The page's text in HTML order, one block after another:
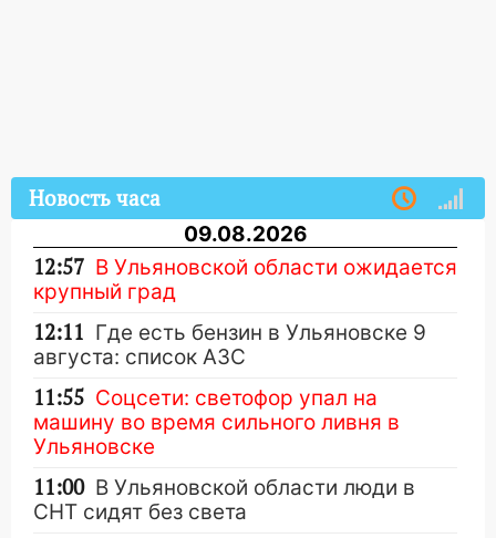
Новость часа
09.08.2026
12:57 В Ульяновской области ожидается
крупный град
12:11 Где есть бензин в Ульяновске 9
августа: список АЗС
11:55 Соцсети: светофор упал на
машину во время сильного ливня в
Ульяновске
11:00 В Ульяновской области люди в
СНТ сидят без света